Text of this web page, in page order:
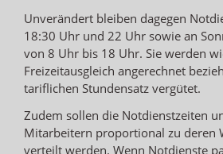
Unverändert bleiben dagegen
18:30 Uhr und 22 Uhr sowie an
von 8 Uhr bis 18 Uhr. Sie werden
Freizeitausgleich angerechnet
tariflichen Stundensatz vergütet.
Zudem sollen die Notdienstzeiten
Mitarbeitern proportional zu deren
verteilt werden. Wenn Notdienste